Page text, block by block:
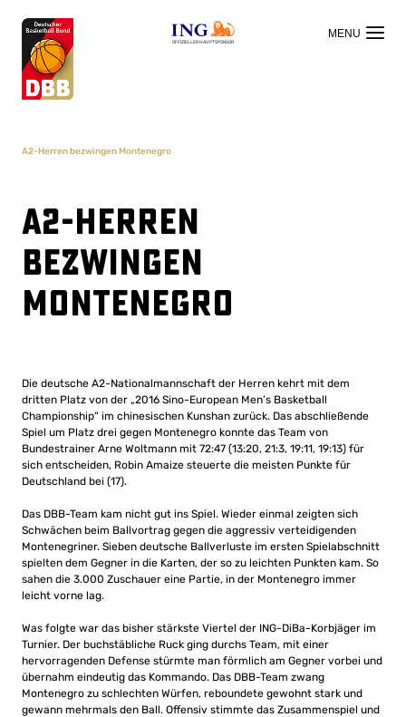
OFFIZIELLER HAUPTSPONSOR
A2-Herren bezwingen Montenegro
A2-Herren
bezwingen
Montenegro
Die deutsche A2-Nationalmannschaft der Herren kehrt mit dem
dritten Platz von der „2016 Sino-European Men’s Basketball
Championship“ im chinesischen Kunshan zurück. Das abschließende
Spiel um Platz drei gegen Montenegro konnte das Team von
Bundestrainer Arne Woltmann mit 72:47 (13:20, 21:3, 19:11, 19:13) für
sich entscheiden, Robin Amaize steuerte die meisten Punkte für
Deutschland bei (17).
Das DBB-Team kam nicht gut ins Spiel. Wieder einmal zeigten sich
Schwächen beim Ballvortrag gegen die aggressiv verteidigenden
Montenegriner. Sieben deutsche Ballverluste im ersten Spielabschnitt
spielten dem Gegner in die Karten, der so zu leichten Punkten kam. So
sahen die 3.000 Zuschauer eine Partie, in der Montenegro immer
leicht vorne lag.
Was folgte war das bisher stärkste Viertel der ING-DiBa-Korbjäger im
Turnier. Der buchstäbliche Ruck ging durchs Team, mit einer
hervorragenden Defense stürmte man förmlich am Gegner vorbei und
übernahm eindeutig das Kommando. Das DBB-Team zwang
Montenegro zu schlechten Würfen, reboundete gewohnt stark und
gewann mehrmals den Ball. Offensiv stimmte das Zusammenspiel und